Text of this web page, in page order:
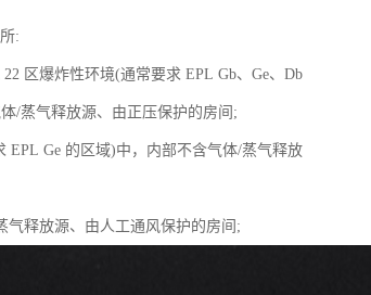
:
区爆炸性环境(通常要求 EPL Gb、Ge、Db
/蒸气释放源、由正压保护的房间;
EPL Ge 的区域)中，内部不含气体/蒸气释放
气释放源、由人工通风保护的房间;